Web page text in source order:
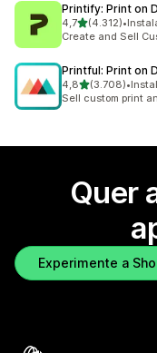
Printify: Print on
4,7de 5 estrelas
(4.312)
4312 total de•
Create and Sell
Printful: Print on
4,8de 5 estrelas
(3.708)
3708 total de•
Sell custom print
Quer
Experimente a